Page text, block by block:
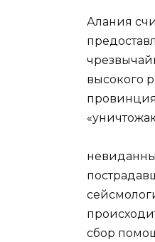
Алания
высокого
сбор